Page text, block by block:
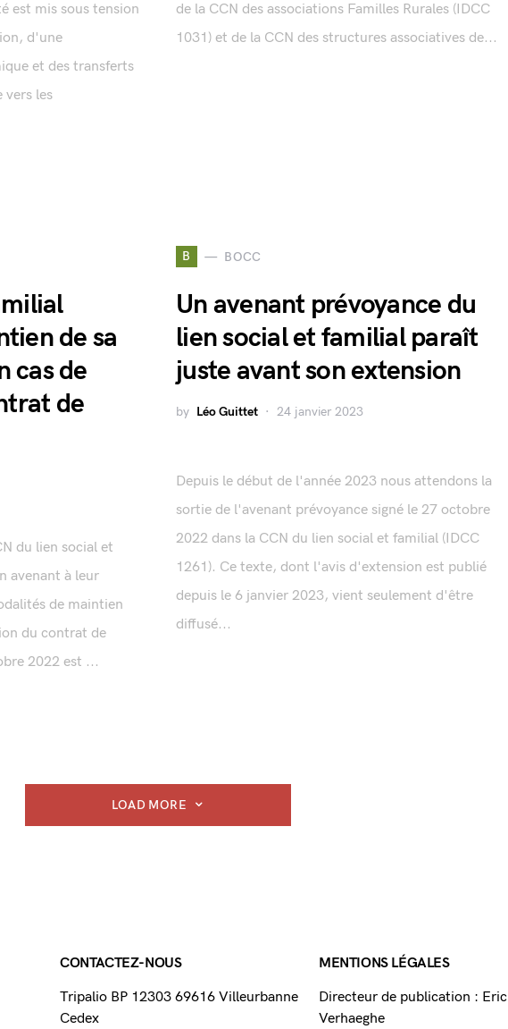
est mis sous tension
d'une
et des transferts
vers les
de la CCN des associations Familles Rurales (IDCC
1031) et de la CCN des structures associatives de...
de sa
cas de
de
du lien social et
avenant à leur
de maintien
du contrat de
2022 est ...
B BOCC
Un avenant prévoyance du
lien social et familial paraît
juste avant son extension
by Léo Guittet 24 janvier 2023
Depuis le début de l'année 2023 nous attendons la
sortie de l'avenant prévoyance signé le 27 octobre
2022 dans la CCN du lien social et familial (IDCC
1261). Ce texte, dont l'avis d'extension est publié
depuis le 6 janvier 2023, vient seulement d'être
diffusé...
LOAD MORE
CONTACTEZ-NOUS
Tripalio BP 12303 69616 Villeurbanne
Cedex
MENTIONS LÉGALES
Directeur de publication : Eric
Verhaeghe